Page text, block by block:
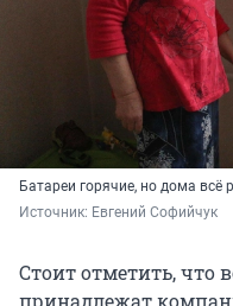
Батареи горячие, но дома всё
Источник: Евгений Софийчук
Стоит отметить, что